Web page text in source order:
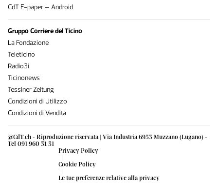
@CdT.ch - Riproduzione riservata | Via Industria 6933 Muzzano (Lugano) -
Tel 091 960 31 31
Privacy Policy
|
Cookie Policy
|
Le tue preferenze relative alla privacy
CdT E-paper – Android
Gruppo Corriere del Ticino
La Fondazione
Teleticino
Radio3i
Ticinonews
Tessiner Zeitung
Condizioni di Utilizzo
Condizioni di Vendita